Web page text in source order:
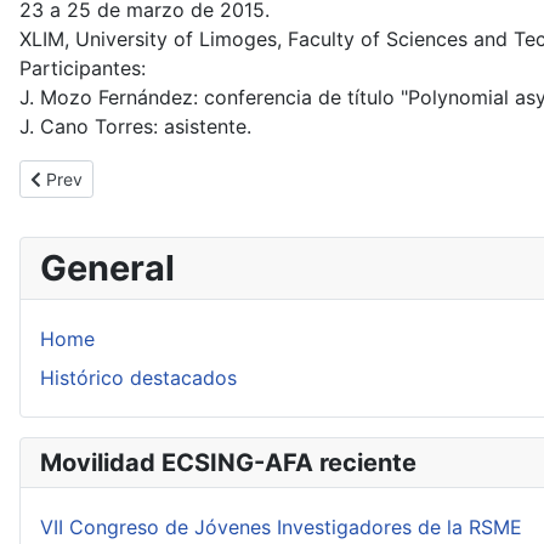
General
Home
Histórico destacados
Movilidad ECSING-AFA reciente
VII Congreso de Jóvenes Investigadores de la RSME
23 a 25 de marzo de 2015.
XLIM, University of Limoges, Faculty of Sciences and
Participantes:
J. Mozo Fernández: conferencia de título "Polynomial
J. Cano Torres: asistente.
Previous article: athematical Modelling in Engineering and
Prev